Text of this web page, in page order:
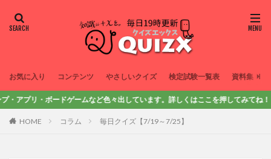
お気に入り コンテンツ やさしいクイズ 検定試験一覧表 資料集
ームなど色々出しています。詳しくはここを押してみてね！
HOME コラム 毎日クイズ【7/19～7/25】